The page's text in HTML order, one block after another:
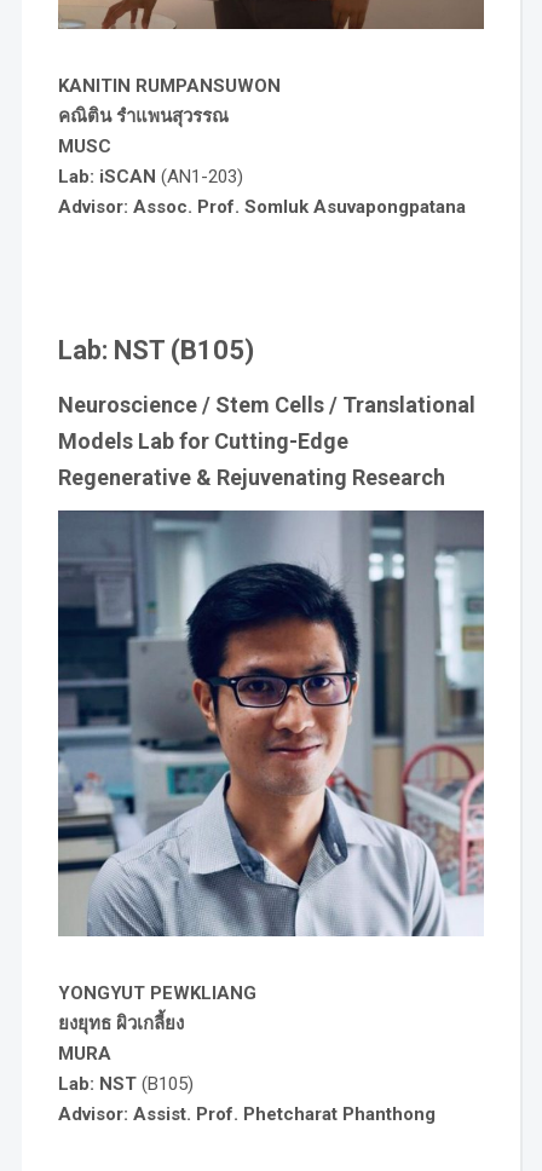
KANITIN RUMPANSUWON
คณิติน รำแพนสุวรรณ
MUSC
Lab: iSCAN (AN1-203)
Advisor: Assoc. Prof. Somluk Asuvapongpatana
Lab: NST (B105)
Neuroscience / Stem Cells / Translational
Models Lab for Cutting-Edge
Regenerative & Rejuvenating Research
YONGYUT PEWKLIANG
ยงยุทธ ผิวเกลี้ยง
MURA
Lab: NST (B105)
Advisor: Assist. Prof. Phetcharat Phanthong